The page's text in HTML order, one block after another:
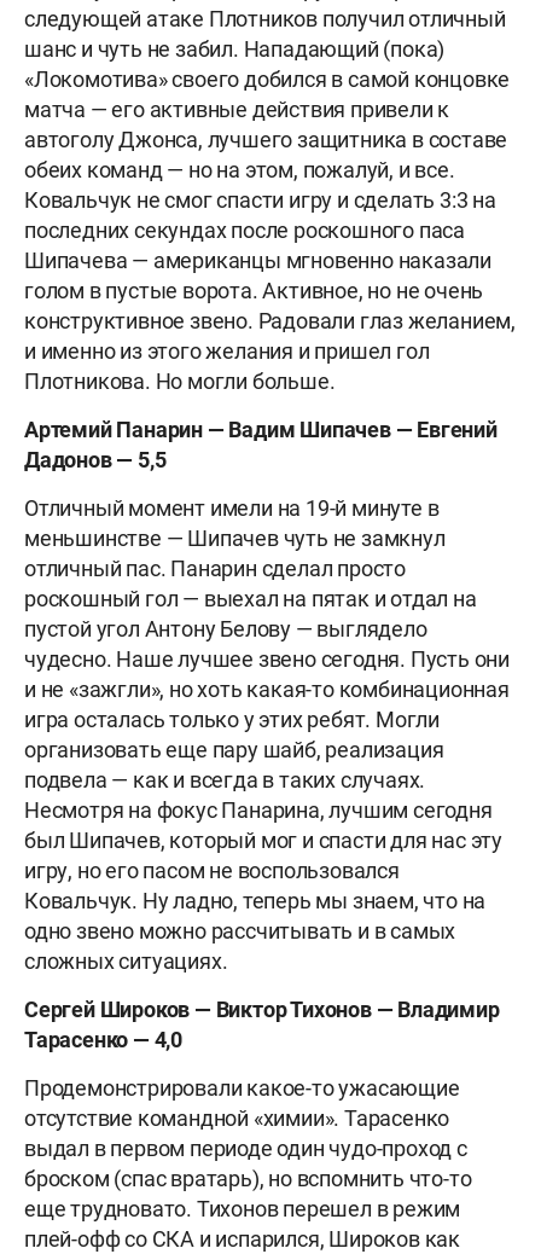
следующей атаке Плотников получил отличный
шанс и чуть не забил. Нападающий (пока)
«Локомотива» своего добился в самой концовке
матча — его активные действия привели к
автоголу Джонса, лучшего защитника в составе
обеих команд — но на этом, пожалуй, и все.
Ковальчук не смог спасти игру и сделать 3:3 на
последних секундах после роскошного паса
Шипачева — американцы мгновенно наказали
голом в пустые ворота. Активное, но не очень
конструктивное звено. Радовали глаз желанием,
и именно из этого желания и пришел гол
Плотникова. Но могли больше.
Артемий Панарин — Вадим Шипачев — Евгений
Дадонов — 5,5
Отличный момент имели на 19-й минуте в
меньшинстве — Шипачев чуть не замкнул
отличный пас. Панарин сделал просто
роскошный гол — выехал на пятак и отдал на
пустой угол Антону Белову — выглядело
чудесно. Наше лучшее звено сегодня. Пусть они
и не «зажгли», но хоть какая-то комбинационная
игра осталась только у этих ребят. Могли
организовать еще пару шайб, реализация
подвела — как и всегда в таких случаях.
Несмотря на фокус Панарина, лучшим сегодня
был Шипачев, который мог и спасти для нас эту
игру, но его пасом не воспользовался
Ковальчук. Ну ладно, теперь мы знаем, что на
одно звено можно рассчитывать и в самых
сложных ситуациях.
Сергей Широков — Виктор Тихонов — Владимир
Тарасенко — 4,0
Продемонстрировали какое-то ужасающие
отсутствие командной «химии». Тарасенко
выдал в первом периоде один чудо-проход с
броском (спас вратарь), но вспомнить что-то
еще трудновато. Тихонов перешел в режим
плей-офф со СКА и испарился, Широков как